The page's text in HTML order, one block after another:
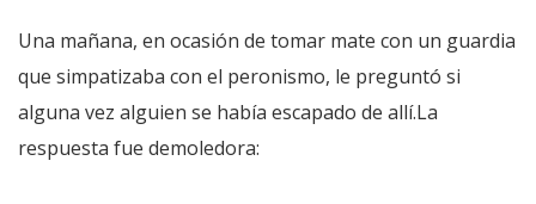
Una mañana, en ocasión de tomar mate con un guardia
que simpatizaba con el peronismo, le preguntó si
alguna vez alguien se había escapado de allí.La
respuesta fue demoledora: